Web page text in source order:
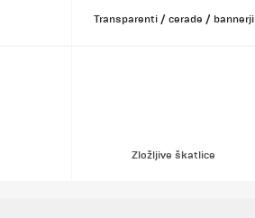
Transparenti / cerade / bannerji
Zložljive škatlice